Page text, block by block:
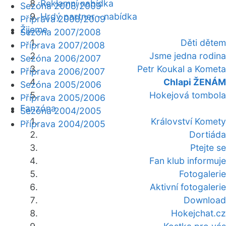
Reklamní nabídka
Hrdý partner - nabídka
Žijeme
Děti dětem
Jsme jedna rodina
Petr Koukal a Kometa
Chlapi ŽENÁM
Hokejová tombola
Fanzóna
Království Komety
Dortiáda
Ptejte se
Fan klub informuje
Fotogalerie
Aktivní fotogalerie
Download
Hokejchat.cz
Sezóna 2008/2009
Příprava 2008/2009
Sezóna 2007/2008
Příprava 2007/2008
Sezóna 2006/2007
Příprava 2006/2007
Sezóna 2005/2006
Příprava 2005/2006
Sezóna 2004/2005
Příprava 2004/2005